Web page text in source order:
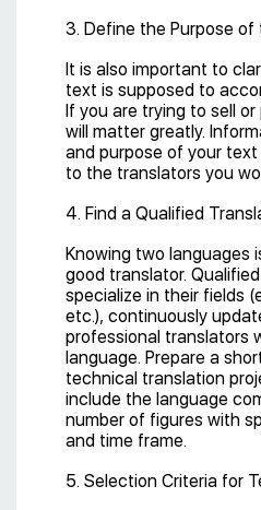
3. Define the Purpose of
It is also important to
text is supposed to
If you are trying to sell
will matter greatly.
and purpose of your
to the translators you
4. Find a Qualified
Knowing two languages
good translator.
specialize in their fields
etc.), continuously
professional translators
language. Prepare a
technical translation
include the language
number of figures with
and time frame.
5. Selection Criteria for